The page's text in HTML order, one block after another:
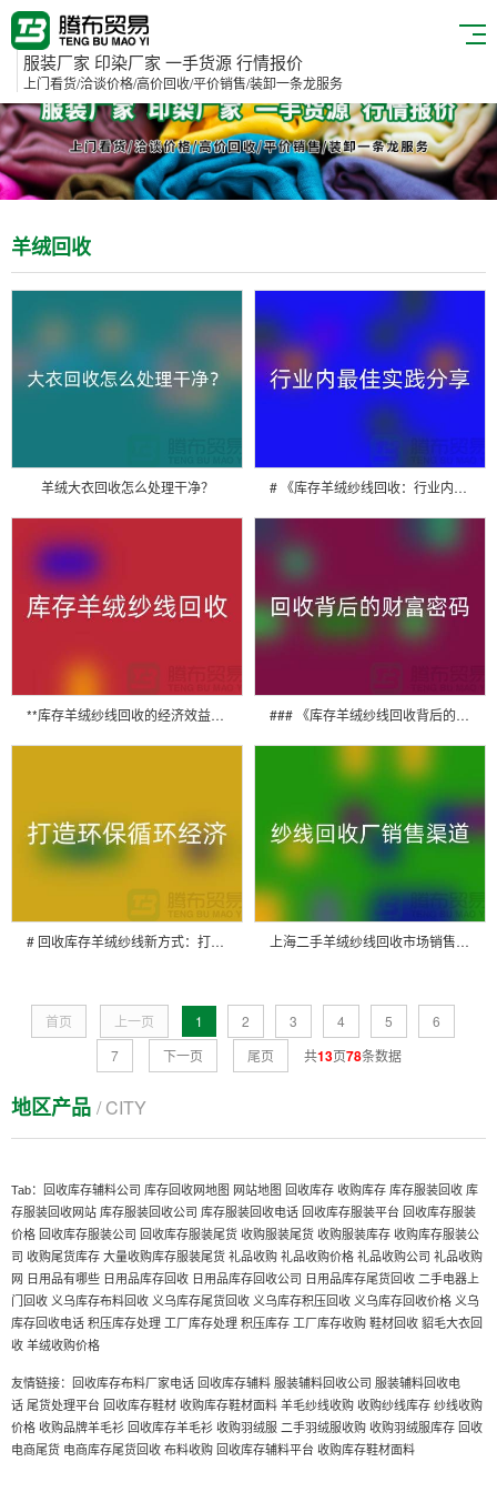
服装厂家 印染厂家 一手货源 行情报价
上门看货/洽谈价格/高价回收/平价销售/装卸一条龙服务
羊绒回收
羊绒大衣回收怎么处理干净？ # 《库存羊绒纱线回收：行业内最佳实践分享》
**库存羊绒纱线回收的经济效益与社会效益** ### 《库存羊绒纱线回收背后的财富密码》
# 回收库存羊绒纱线新方式：打造环保循环经济 上海二手羊绒纱线回收市场销售渠道
首页 上一页 1 2 3 4 5
6
7
下一页 尾页 共13页78条数据
地区产品 / CITY
Tab： 回收库存辅料公司 库存回收网地图 网站地图 回收库存 收购库存 库存服装回收 库
存服装回收网站 库存服装回收公司 库存服装回收电话 回收库存服装平台 回收库存服装
价格 回收库存服装公司 回收库存服装尾货 收购服装尾货 收购服装库存 收购库存服装公
司 收购尾货库存 大量收购库存服装尾货 礼品收购 礼品收购价格 礼品收购公司 礼品收购
网 日用品有哪些 日用品库存回收 日用品库存回收公司 日用品库存尾货回收 二手电器上
门回收 义乌库存布料回收 义乌库存尾货回收 义乌库存积压回收 义乌库存回收价格 义乌
库存回收电话 积压库存处理 工厂库存处理 积压库存 工厂库存收购 鞋材回收 貂毛大衣回
收 羊绒收购价格
友情链接： 回收库存布料厂家电话 回收库存辅料服装辅料回收公司 服装辅料回收电
话 尾货处理平台 回收库存鞋材 收购库存鞋材面料 羊毛纱线收购 收购纱线库存 纱线收购
价格 收购品牌羊毛衫 回收库存羊毛衫 收购羽绒服 二手羽绒服收购 收购羽绒服库存 回收
电商尾货 电商库存尾货回收 布料收购 回收库存辅料平台 收购库存鞋材面料